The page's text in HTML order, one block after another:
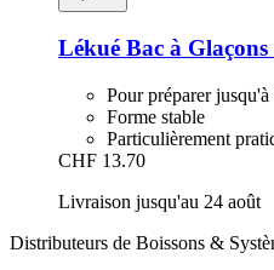
Lékué Bac à
Pour préparer
Forme stable
Particulièrement
CHF 13.70
Livraison jusqu'au 24 août
Distributeurs de Boissons &